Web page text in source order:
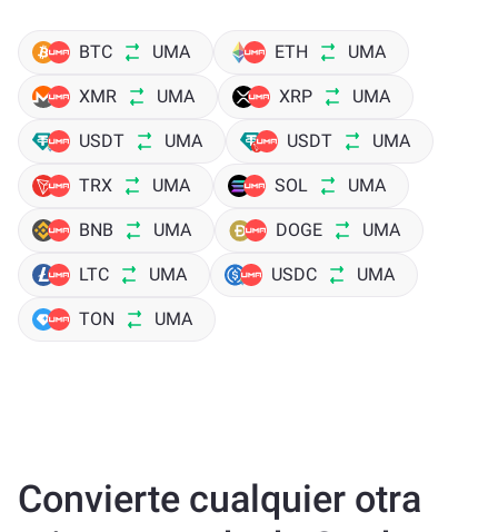
BTC UMA ETH UMA
XMR UMA XRP UMA
USDT UMA USDT UMA
TRX UMA SOL UMA
BNB UMA DOGE UMA
LTC UMA USDC UMA
TON UMA
Convierte cualquier otra